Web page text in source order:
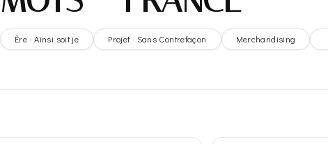
Ère · Ainsi soit je Projet · Sans Contrefaçon Merchandising